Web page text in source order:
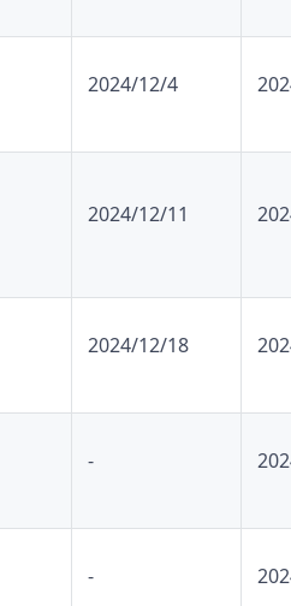
2024/12/4
2024/12/11
2024/12/18
-
-